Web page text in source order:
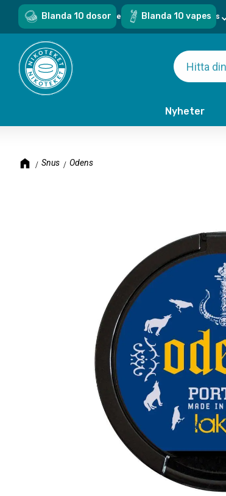
Nyheter
Blanda 10 dosor Blanda 10 vapes
Sveriges största sortiment - över 1000 snus & vapes
Snus Odens